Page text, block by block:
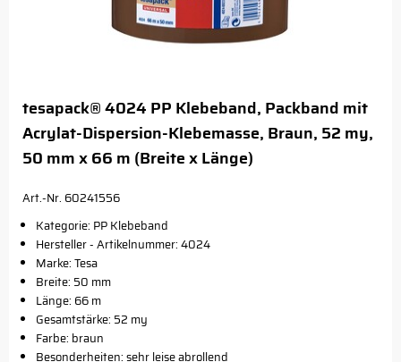
tesapack® 4024 PP Klebeband, Packband mit
Acrylat-Dispersion-Klebemasse, Braun, 52 my,
50 mm x 66 m (Breite x Länge)
Art.-Nr. 60241556
Kategorie: PP Klebeband
Hersteller - Artikelnummer: 4024
Marke: Tesa
Breite: 50 mm
Länge: 66 m
Gesamtstärke: 52 my
Farbe: braun
Besonderheiten: sehr leise abrollend